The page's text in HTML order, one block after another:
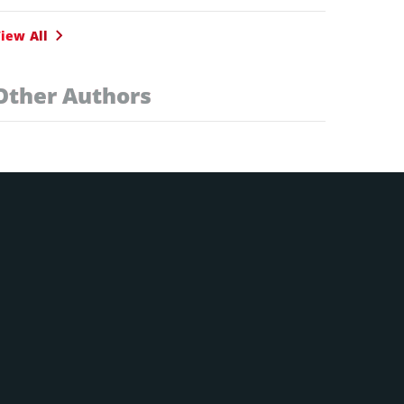
All
Authors